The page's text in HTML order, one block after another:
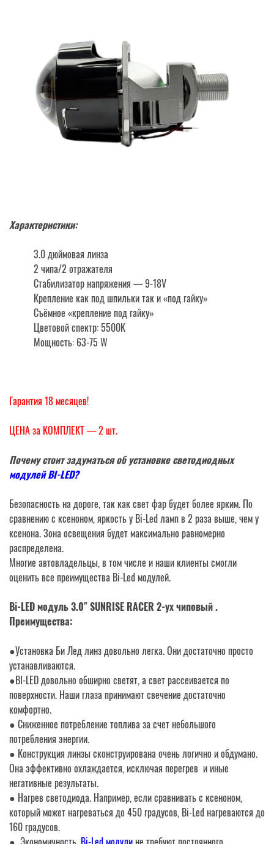
Характеристики:
3.0 дюймовая линза
2 чипа/2 отражателя
Cтабилизатор напряжения — 9-18V
Крепление как под шпильки так и «под гайку»
Съёмное «крепление под гайку»
Цветовой спектр: 5500K
Мощность: 63-75 W
Гарантия 18 месяцев!
ЦЕНА за КОМПЛЕКТ — 2 шт.
Почему стоит задуматься об установке светодиодных
модулей BI-LED?
Безопасность на дороге, так как свет фар будет более ярким. По
сравнению с ксеноном, яркость у Bi-Led ламп в 2 раза выше, чем у
ксенона. Зона освещения будет максимально равномерно
распределена.
Многие автовладельцы, в том числе и наши клиенты смогли
оценить все преимущества Bi-Led модулей.
Bi-LED модуль 3.0″ SUNRISE RACER 2-ух чиповый .
Преимущества:
●Установка Би Лед линз довольно легка. Они достаточно просто
устанавливаются.
●BI-LED довольно обширно светят, а свет рассеивается по
поверхности. Наши глаза принимают свечение достаточно
комфортно.
● Сниженное потребление топлива за счет небольшого
потребления энергии.
● Конструкция линзы сконструирована очень логично и обдумано.
Она эффективно охлаждается, исключая перегрев и иные
негативные результаты.
● Нагрев светодиода. Например, если сравнивать с ксеноном,
который может нагреваться до 450 градусов, Bi-Led нагреваются до
160 градусов.